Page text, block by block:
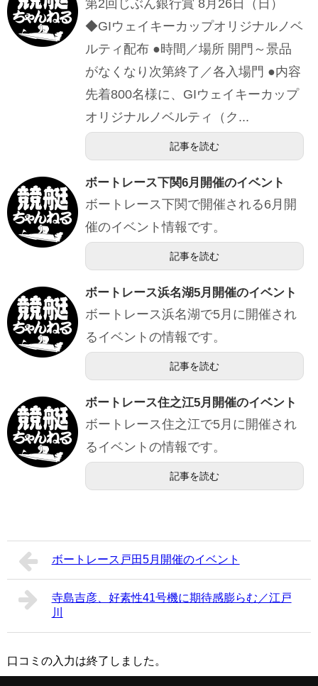
第2回じぶん銀行賞 8月26日（日）
◆GIウェイキーカップオリジナルノベ
ルティ配布 ●時間／場所 開門～景品
がなくなり次第終了／各入場門 ●内容
先着800名様に、GIウェイキーカップ
オリジナルノベルティ（ク...
記事を読む
ボートレース下関6月開催のイベント
ボートレース下関で開催される6月開
催のイベント情報です。
記事を読む
ボートレース浜名湖5月開催のイベント
ボートレース浜名湖で5月に開催され
るイベントの情報です。
記事を読む
ボートレース住之江5月開催のイベント
ボートレース住之江で5月に開催され
るイベントの情報です。
記事を読む
ボートレース戸田5月開催のイベント
寺島吉彦、好素性41号機に期待感膨らむ／江戸
川
口コミの入力は終了しました。